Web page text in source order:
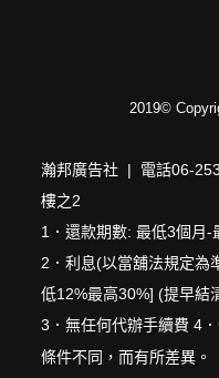
2019©
瀚邦廣告社 | 電話06-
樓之2
1．還款期數: 最低3個月-
2．利息(以當舖法規定為
低12%最高30%] (提早結
3．無任何代辦手續費 4
條件不同，而有所差異。